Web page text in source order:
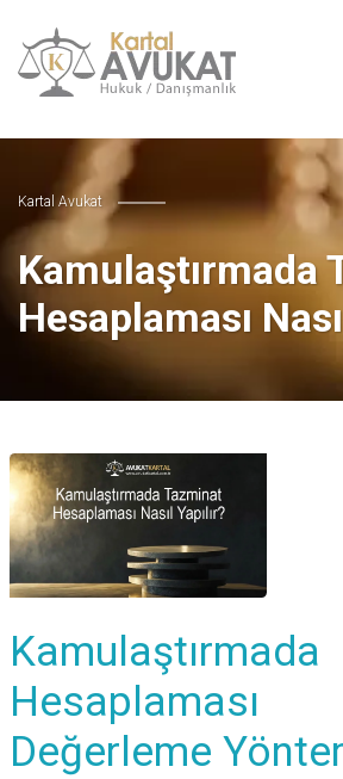
Kartal Avukat
Kamulaştırmada
Hesaplaması
Değerleme